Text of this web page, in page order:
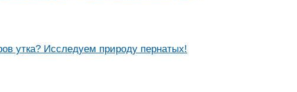
утка? Исследуем природу пернатых!